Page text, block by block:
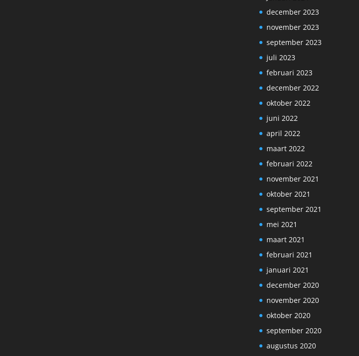
december 2023
november 2023
september 2023
juli 2023
februari 2023
december 2022
oktober 2022
juni 2022
april 2022
maart 2022
februari 2022
november 2021
oktober 2021
september 2021
mei 2021
maart 2021
februari 2021
januari 2021
december 2020
november 2020
oktober 2020
september 2020
augustus 2020